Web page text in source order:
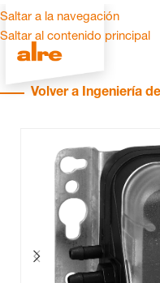
Saltar a la navegación
Saltar al contenido principal
Volver a Ingeniería